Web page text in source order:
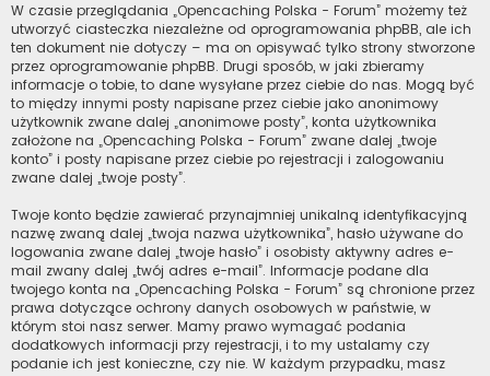
W czasie przeglądania „Opencaching Polska - Forum” możemy też
utworzyć ciasteczka niezależne od oprogramowania phpBB, ale ich
ten dokument nie dotyczy – ma on opisywać tylko strony stworzone
przez oprogramowanie phpBB. Drugi sposób, w jaki zbieramy
informacje o tobie, to dane wysyłane przez ciebie do nas. Mogą być
to między innymi posty napisane przez ciebie jako anonimowy
użytkownik zwane dalej „anonimowe posty”, konta użytkownika
założone na „Opencaching Polska - Forum” zwane dalej „twoje
konto” i posty napisane przez ciebie po rejestracji i zalogowaniu
zwane dalej „twoje posty”.
Twoje konto będzie zawierać przynajmniej unikalną identyfikacyjną
nazwę zwaną dalej „twoja nazwa użytkownika”, hasło używane do
logowania zwane dalej „twoje hasło” i osobisty aktywny adres e-
mail zwany dalej „twój adres e-mail”. Informacje podane dla
twojego konta na „Opencaching Polska - Forum” są chronione przez
prawa dotyczące ochrony danych osobowych w państwie, w
którym stoi nasz serwer. Mamy prawo wymagać podania
dodatkowych informacji przy rejestracji, i to my ustalamy czy
podanie ich jest konieczne, czy nie. W każdym przypadku, masz